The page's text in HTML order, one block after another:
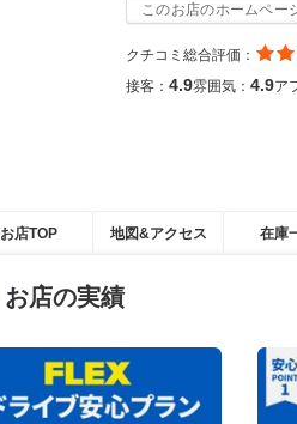
このお店のホームペー
クチコミ総合評価：
接客： 4.9雰囲気： 4.9ア
お店TOP 地図&アクセス 在庫
お店の実績